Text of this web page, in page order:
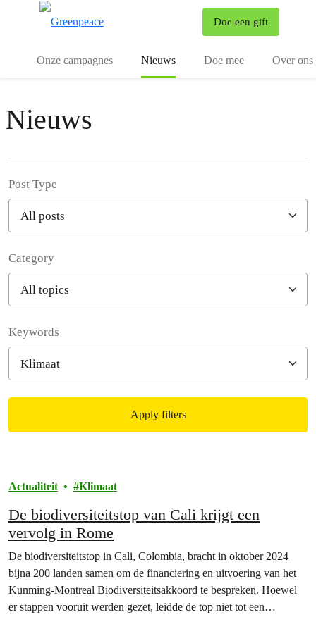
Doe een gift
Onze campagnes Nieuws Doe mee Over ons
Nieuws
Post Type
Category
Keywords
Apply filters
Actualiteit Klimaat
De biodiversiteitstop van Cali krijgt een
vervolg in Rome
De biodiversiteitstop in Cali, Colombia, bracht in oktober 2024
bijna 200 landen samen om de financiering en uitvoering van het
Kunming-Montreal Biodiversiteitsakkoord te bespreken. Hoewel
er stappen vooruit werden gezet, leidde de top niet tot een